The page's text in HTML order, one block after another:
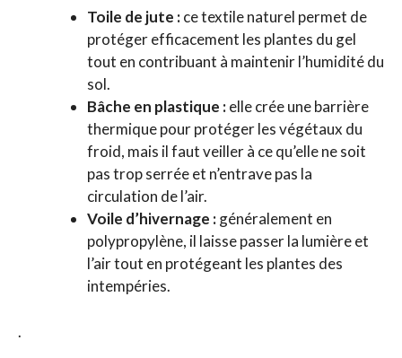
Toile de jute :ce textile naturel permet de
protéger efficacement les plantes du gel
tout en contribuant à maintenir l’humidité du
sol.
Bâche en plastique :elle crée une barrière
thermique pour protéger les végétaux du
froid, mais il faut veiller à ce qu’elle ne soit
pas trop serrée et n’entrave pas la
circulation de l’air.
Voile d’hivernage :généralement en
polypropylène, il laisse passer la lumière et
l’air tout en protégeant les plantes des
intempéries.
.